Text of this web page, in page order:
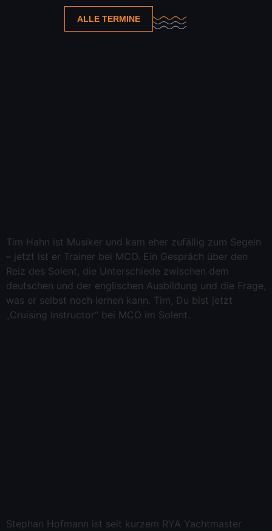
ALLE TERMINE
Tim Hahn ist Musiker und kam eher zufällig zum Segeln
– jetzt ist er Trainer bei MCO. Ein Gespräch über den
Reiz des Solent, die Unterschiede zwischen dem
deutschen und der englischen Ausbildung und die Frage,
was er selbst noch lernen kann. Tim, Du bist jetzt
„Cruising Instructor“ bei MCO im Solent.
Stephan Hofmann ist seit kurzem RYA Yachtmaster